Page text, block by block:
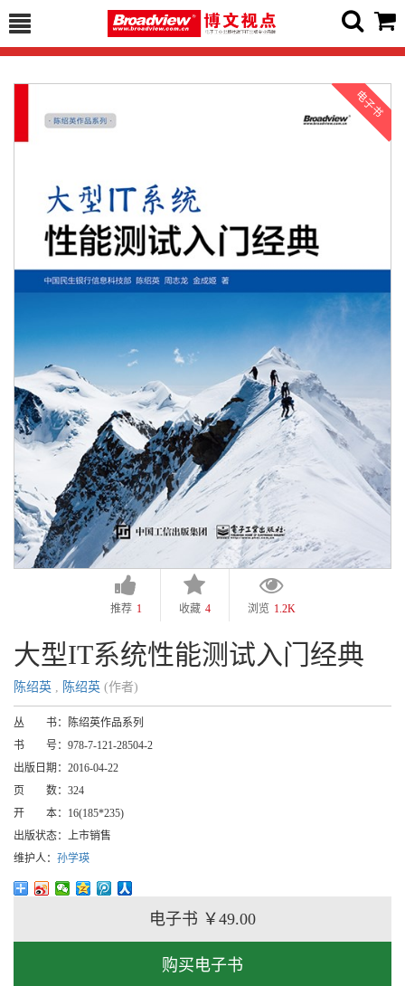
推荐 1 收藏 4 浏览 1.2K
大型IT系统性能测试入门经典
陈绍英 陈绍英 (作者)
丛 书：
陈绍英作品系列
书 号： 978-7-121-28504-2
出版日期： 2016-04-22
页 数： 324
开 本： 16(185*235)
出版状态： 上市销售
维护人： 孙学瑛
电子书 ￥49.00
购买电子书